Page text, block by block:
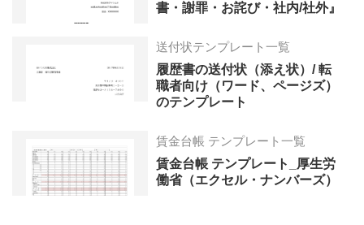
書・謝罪・お詫び・社内/社外』
送付状テンプレート一覧
履歴書の送付状（添え状）/ 転
職者向け（ワード、ページズ）
のテンプレート
賃金台帳 テンプレート一覧
賃金台帳 テンプレート_厚生労
働省（エクセル・ナンバーズ）